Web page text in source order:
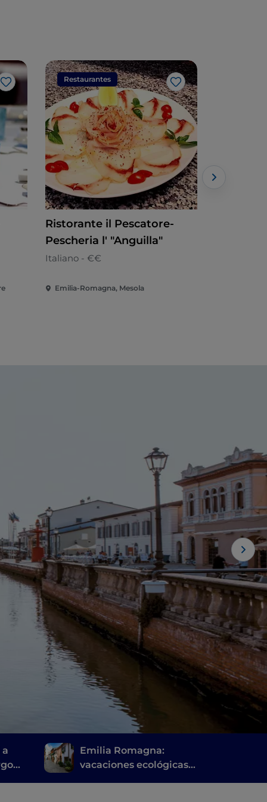
Me gusta
Restaurantes
Me gusta
Ristorante il Pescatore-
Pescheria l' "Anguilla"
Italiano - €€
Emilia-Romagna, Mesola
Emilia Romagna:
vacaciones ecológicas